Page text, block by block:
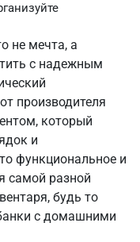
не мечта, а
с надежным
производителя
который
и
функциональное и
самой разной
будь то
с домашними